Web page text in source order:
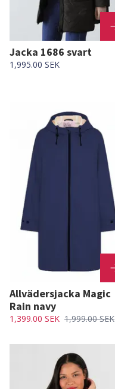
Jacka 1686 svart
1,995.00 SEK
Allvädersjacka Magic
Rain navy
1,399.00 SEK 1,999.00 SEK